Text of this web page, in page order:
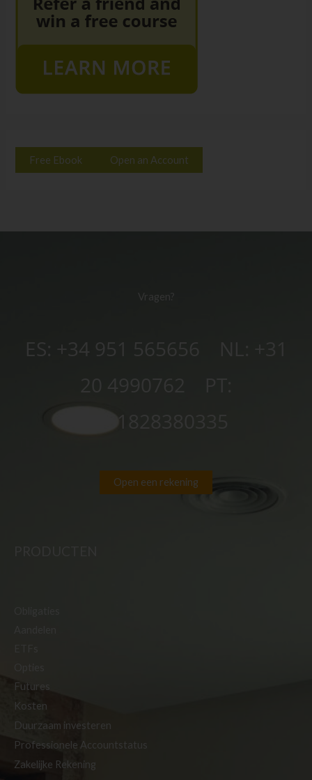
Free Ebook Open an Account
Vragen?
ES: +34 951 565656 NL: +31
+351828380335
Open een rekening
Futures
Kosten
Duurzaam investeren
Professionele Accountstatus
Zakelijke Rekening